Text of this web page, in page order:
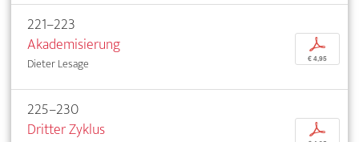
221–223
Akademisierung
Dieter Lesage
p
€ 4,95
225–230
Dritter Zyklus
p